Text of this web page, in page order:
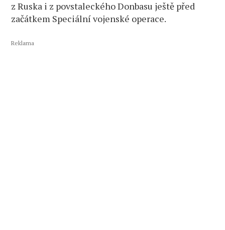
z Ruska i z povstaleckého Donbasu ještě před
začátkem Speciální vojenské operace.
Reklama